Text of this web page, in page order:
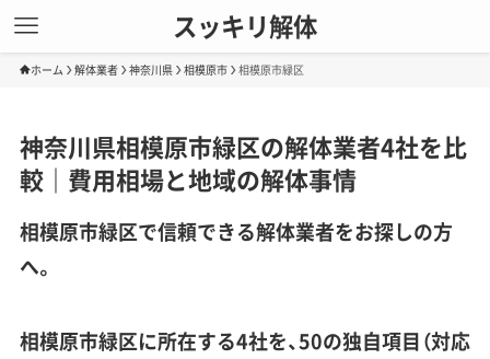
スッキリ解体
ホーム 解体業者 神奈川県 相模原市 相模原市緑区
神奈川県相模原市緑区の解体業者4社を比
較｜費用相場と地域の解体事情
相模原市緑区で信頼できる解体業者をお探しの方
へ。
相模原市緑区に所在する4社を、50の独自項目（対応